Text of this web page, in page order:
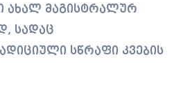
ახალ მაგისტრალურ
სადაც
სწრაფი კვების